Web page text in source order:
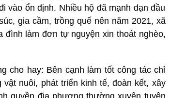
vào ổn định. Nhiều hộ đã mạnh dạn đầu
gia cầm, trồng quế nên năm 2021, xã
đình làm đơn tự nguyện xin thoát nghèo,
cho hay: Bên cạnh làm tốt công tác chỉ
nuôi, phát triển kinh tế, đoàn kết, xây
quyền địa phương thường xuyên tuyên